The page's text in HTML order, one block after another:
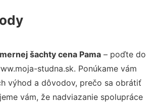
šachty cena Pama – poďte do
studna.sk. Ponúkame vám
výhod a dôvodov, prečo sa obrátiť
vám, že nadviazanie spolupráce